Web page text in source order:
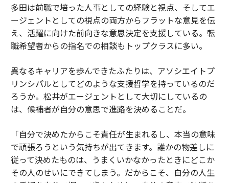
多田は前職で培った人事としての経験と視点、そしてエ
ージェントとしての視点の両方からフラットな意見を伝
え、活躍に向けた前向きな意思決定を支援している。転
職希望者からの指名での相談もトップクラスに多い。
異なるキャリアを歩んできたふたりは、アソシエイトプ
リンシパルとしてどのような支援哲学を持っているのだ
ろうか。松井がエージェントとして大切にしているの
は、候補者が自分の意思で進路を決めることだ。
「自分で決めたからこそ責任が生まれるし、本当の意味
で頑張ろうという気持ちが出てきます。誰かの物差しに
従って決めたものは、うまくいかなかったときにどこか
その人のせいにできてしまう。だからこそ、自分の人生